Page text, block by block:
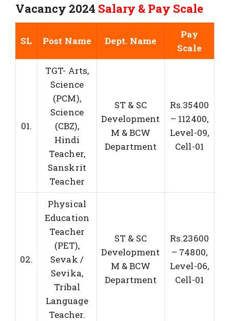
Vacancy 2024 Salary & Pay Scale
SL Post Name Dept. Name
Pay
Scale
01.
TGT- Arts,
Science
(PCM),
Science
(CBZ),
Hindi
Teacher,
Sanskrit
Teacher
ST & SC
Development
M & BCW
Department
Rs.35400
– 112400,
Level-09,
Cell-01
02.
Physical
Education
Teacher
(PET),
Sevak /
Sevika,
Tribal
Language
Teacher.
ST & SC
Development
M & BCW
Department
Rs.23600
– 74800,
Level-06,
Cell-01